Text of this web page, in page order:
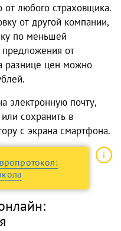
любого страховщика.
от другой компании,
по меньшей
предложения от
разнице цен можно
электронную почту,
сохранить в
с экрана смартфона.